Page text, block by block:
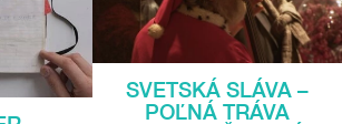
SVETSKÁ SLÁVA –
POĽNÁ TRÁVA